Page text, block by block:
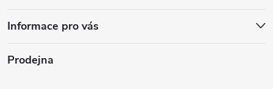
Informace pro vás
Prodejna